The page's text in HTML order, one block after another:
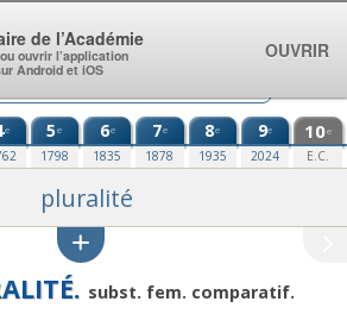
e 5e
1798
6e
1835
7e
1878
8e
1935
9e
2024
10e
E.C.
pluralité
subst. fem. comparatif.
de l’Académie
ouvrir l’application
Android et iOS
OUVRIR